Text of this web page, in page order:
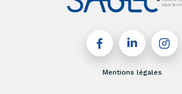
Mentions légales